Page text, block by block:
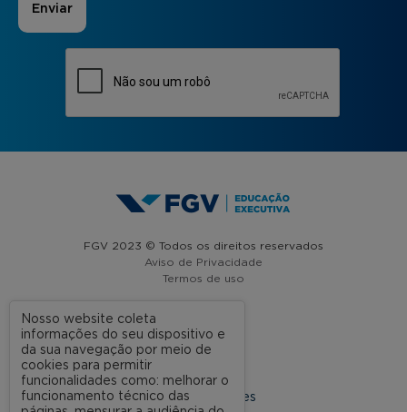
FGV 2023 © Todos os direitos reservados
Aviso de Privacidade
Termos de uso
A FGV
Nossas Unidades
Nosso website coleta
informações do seu dispositivo e
da sua navegação por meio de
cookies para permitir
funcionalidades como: melhorar o
funcionamento técnico das